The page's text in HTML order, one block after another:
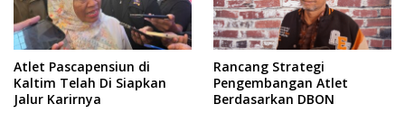
Atlet Pascapensiun di
Kaltim Telah Di Siapkan
Jalur Karirnya
Rancang Strategi
Pengembangan Atlet
Berdasarkan DBON